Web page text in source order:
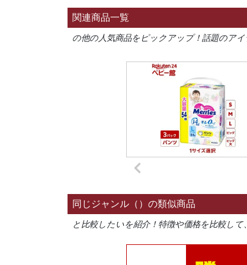
関連商品一覧
の他の人気商品をピックアップ！話題のアイ
同じジャンル（）の類似商品
と比較したいを紹介！特徴や価格を比較し